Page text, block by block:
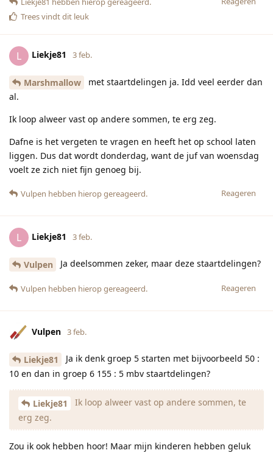
Treesvindt dit leuk
L Liekje81 3 feb.
Marshmallow
met staartdelingen ja. Idd veel eerder dan
al.
Ik loop alweer vast op andere sommen, te erg zeg.
Dafne is het vergeten te vragen en heeft het op school laten
liggen. Dus dat wordt donderdag, want de juf van woensdag
voelt ze zich niet fijn genoeg bij.
Reageren
Vulpen hebben hierop gereageerd.
L Liekje81 3 feb.
Vulpen Ja deelsommen zeker, maar deze staartdelingen?
Reageren
Vulpen hebben hierop gereageerd.
Vulpen 3 feb.
Liekje81
Ja ik denk groep 5 starten met bijvoorbeeld 50 :
10 en dan in groep 6 155 : 5 mbv staartdelingen?
Liekje81
Ik loop alweer vast op andere sommen, te
erg zeg.
Zou ik ook hebben hoor! Maar mijn kinderen hebben geluk